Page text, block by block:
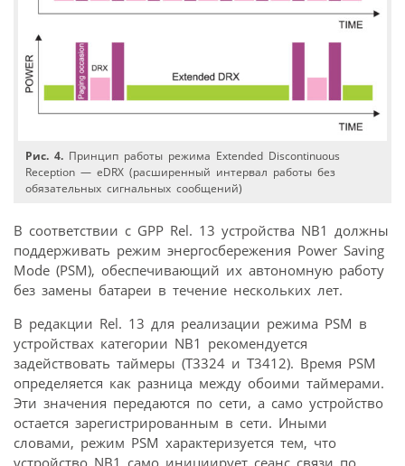
Рис. 4. Принцип работы режима Extended Discontinuous
Reception — eDRX (расширенный интервал работы без
обязательных сигнальных сообщений)
В соответствии с GPP Rel. 13 устройства NB1 должны
поддерживать режим энергосбережения Power Saving
Mode (PSM), обеспечивающий их автономную работу
без замены батареи в течение нескольких лет.
В редакции Rel. 13 для реализации режима PSM в
устройствах категории NB1 рекомендуется
задействовать таймеры (T3324 и T3412). Время PSM
определяется как разница между обоими таймерами.
Эти значения передаются по сети, а само устройство
остается зарегистрированным в сети. Иными
словами, режим PSM характеризуется тем, что
устройство NB1 само инициирует сеанс связи по